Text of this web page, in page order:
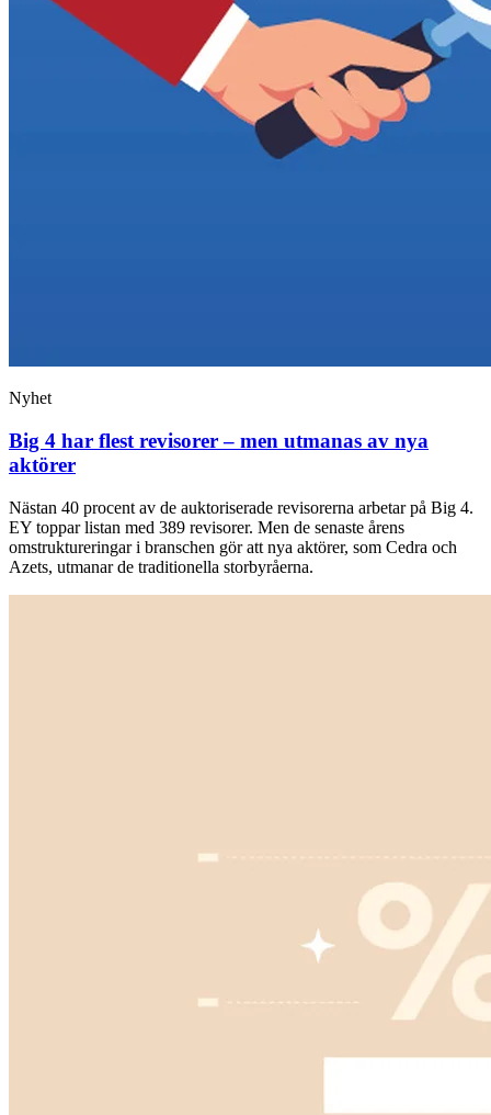
Nyhet
Big 4 har flest revisorer – men utmanas av nya
aktörer
Nästan 40 procent av de auktoriserade revisorerna arbetar på Big 4.
EY toppar listan med 389 revisorer. Men de senaste årens
omstruktureringar i branschen gör att nya aktörer, som Cedra och
Azets, utmanar de traditionella storbyråerna.